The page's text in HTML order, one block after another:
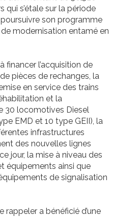
qui s’étale sur la période
son programme
modernisation entamé en
financer l’acquisition de
pièces de rechanges, la
en service des trains
et la
30 locomotives Diesel
EMD et 10 type GEII), la
infrastructures
des nouvelles lignes
jour, la mise à niveau des
équipements ainsi que
de signalisation
rappeler a bénéficié d’une